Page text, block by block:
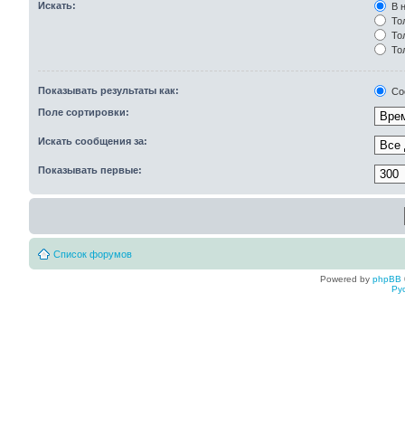
Искать:
В
Показывать результаты как:
Поле сортировки:
Искать сообщения за:
Показывать первые:
Список форумов
Powered by phpBB